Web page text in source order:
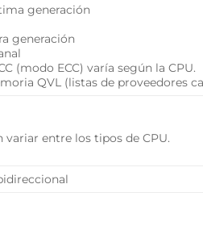
generación
generación
(modo ECC) varía según la CPU.
QVL (listas de proveedores
variar entre los tipos de CPU.